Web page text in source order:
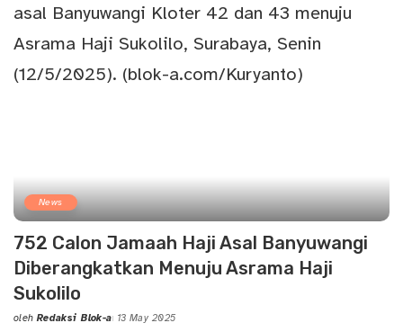
News
752 Calon Jamaah Haji Asal Banyuwangi
Diberangkatkan Menuju Asrama Haji
Sukolilo
Posted
oleh Redaksi Blok-a 13 May 2025